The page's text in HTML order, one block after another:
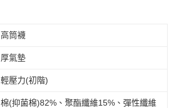
高筒襪
厚氣墊
輕壓力(初階)
棉(抑菌棉)82%、聚酯纖維15%、彈性纖維